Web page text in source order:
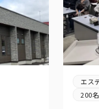
エス
200名